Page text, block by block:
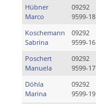
Hübner
Marco
09292
9599-18
Koschemann
Sabrina
09292
9599-16
Poschert
Manuela
09292
9599-17
Döhla
Marina
09292
9599-19